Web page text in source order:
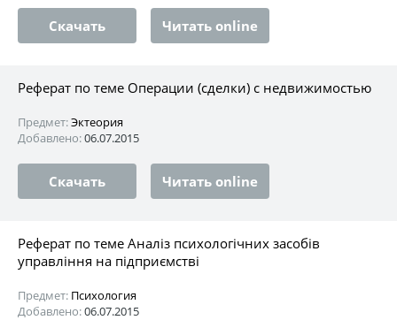
Скачать Читать online
Реферат по теме Операции (сделки) с недвижимостью
Предмет:Эктеория
Добавлено:06.07.2015
Скачать Читать online
Реферат по теме Аналіз психологічних засобів
управління на підприємстві
Предмет: Психология
Добавлено:06.07.2015